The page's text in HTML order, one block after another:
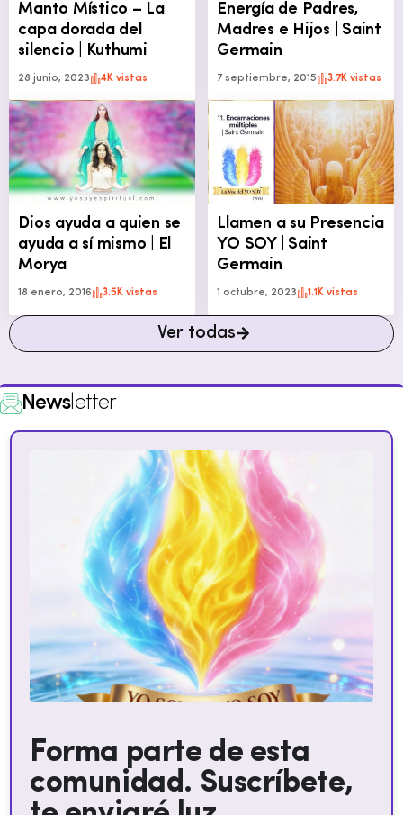
Manto Místico – La
capa dorada del
silencio | Kuthumi
28 junio, 2023 4K vistas
Energía de Padres,
Madres e Hijos | Saint
Germain
7 septiembre, 2015 3.7K vistas
Dios ayuda a quien se
ayuda a sí mismo | El
Morya
18 enero, 2016 3.5K vistas
Llamen a su Presencia
YO SOY | Saint
Germain
1 octubre, 2023 1.1K vistas
Ver todas
Newsletter
Forma parte de esta
comunidad. Suscríbete,